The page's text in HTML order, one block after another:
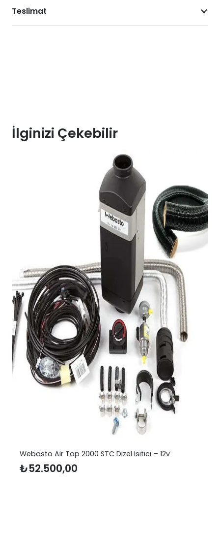
Teslimat
İlginizi Çekebilir
Webasto Air Top 2000 STC Dizel Isıtıcı – 12v
₺52.500,00